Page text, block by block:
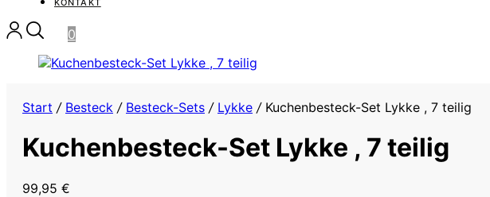
KONTAKT
0
Start / Besteck / Besteck-Sets / Lykke /Kuchenbesteck-Set Lykke , 7 teilig
Kuchenbesteck-Set Lykke , 7 teilig
99,95 €